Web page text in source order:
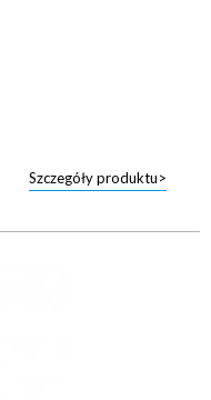
Szczegóły produktu>